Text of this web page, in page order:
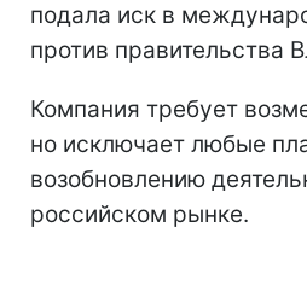
подала иск в
против правительства
Компания требует
но исключает любые
возобновлению
российском рынке.